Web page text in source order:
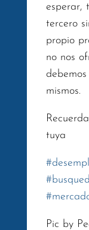
esperar,
tercero
propio
no nos
mismos.
tuya
#
#
#
Pic by